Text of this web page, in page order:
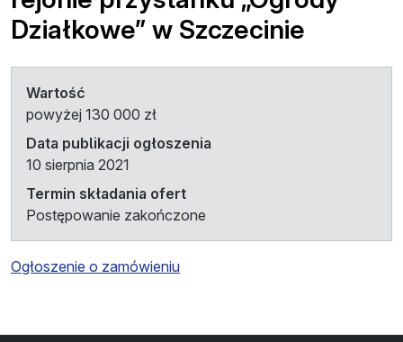
Działkowe” w Szczecinie
Wartość
powyżej 130 000 zł
Data publikacji ogłoszenia
10 sierpnia 2021
Termin składania ofert
Postępowanie zakończone
Ogłoszenie o zamówieniu